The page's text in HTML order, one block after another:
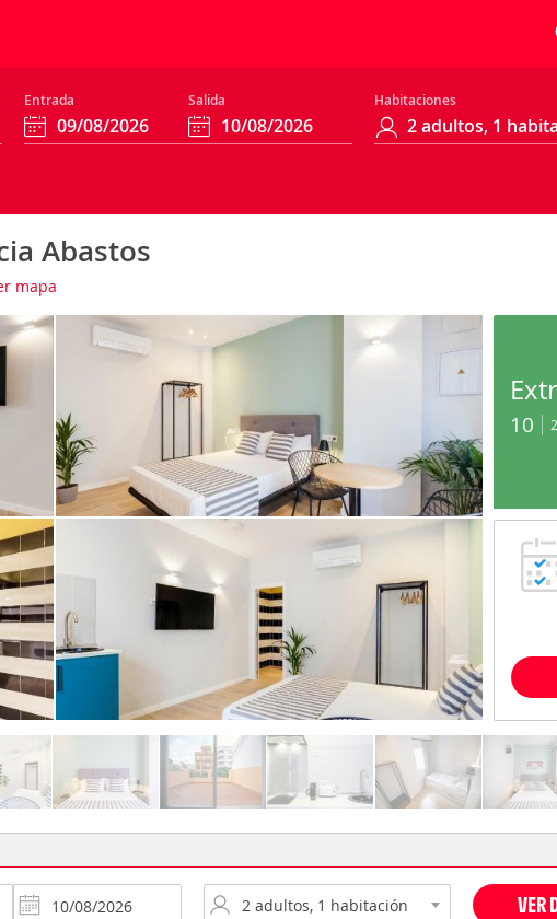
Entrada Salida Habitaciones
Abastos
mapa
10
VER